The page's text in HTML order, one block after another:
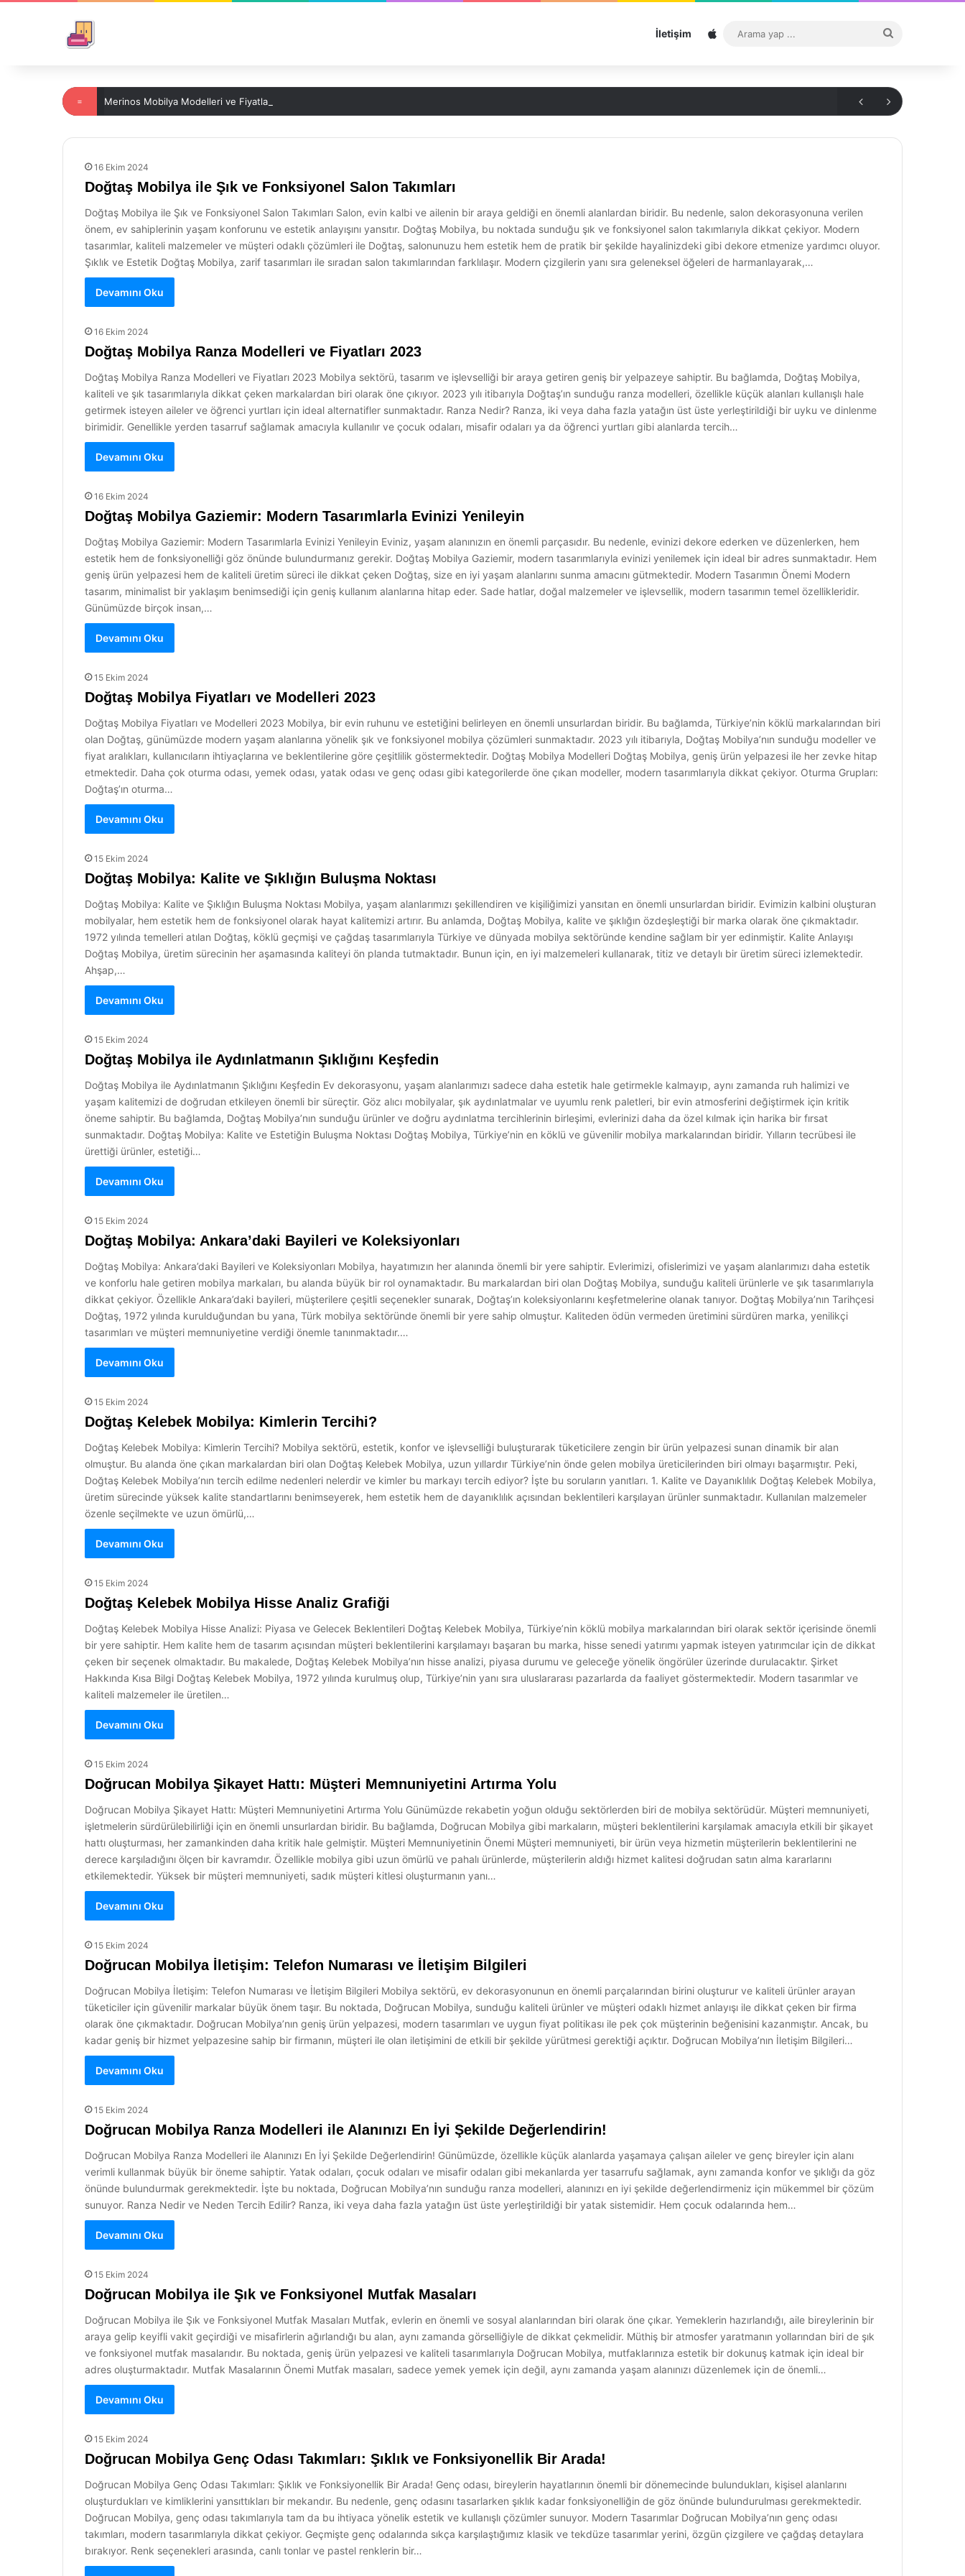
İletişim Sitemap
...
= Merinos Mobilya Modelleri ve Fiyatları
16 Ekim 2024
Doğtaş Mobilya ile Şık ve Fonksiyonel Salon Takımları
Doğtaş Mobilya ile Şık ve Fonksiyonel Salon Takımları Salon, evin kalbi ve ailenin bir araya geldiği en önemli alanlardan biridir. Bu nedenle, salon dekorasyonuna verilen
önem, ev sahiplerinin yaşam konforunu ve estetik anlayışını yansıtır. Doğtaş Mobilya, bu noktada sunduğu şık ve fonksiyonel salon takımlarıyla dikkat çekiyor. Modern
tasarımlar, kaliteli malzemeler ve müşteri odaklı çözümleri ile Doğtaş, salonunuzu hem estetik hem de pratik bir şekilde hayalinizdeki gibi dekore etmenize yardımcı oluyor.
Şıklık ve Estetik Doğtaş Mobilya, zarif tasarımları ile sıradan salon takımlarından farklılaşır. Modern çizgilerin yanı sıra geleneksel öğeleri de harmanlayarak,…
Devamını Oku
16 Ekim 2024
Doğtaş Mobilya Ranza Modelleri ve Fiyatları 2023
Doğtaş Mobilya Ranza Modelleri ve Fiyatları 2023 Mobilya sektörü, tasarım ve işlevselliği bir araya getiren geniş bir yelpazeye sahiptir. Bu bağlamda, Doğtaş Mobilya,
kaliteli ve şık tasarımlarıyla dikkat çeken markalardan biri olarak öne çıkıyor. 2023 yılı itibarıyla Doğtaş’ın sunduğu ranza modelleri, özellikle küçük alanları kullanışlı hale
getirmek isteyen aileler ve öğrenci yurtları için ideal alternatifler sunmaktadır. Ranza Nedir? Ranza, iki veya daha fazla yatağın üst üste yerleştirildiği bir uyku ve dinlenme
birimidir. Genellikle yerden tasarruf sağlamak amacıyla kullanılır ve çocuk odaları, misafir odaları ya da öğrenci yurtları gibi alanlarda tercih…
Devamını Oku
16 Ekim 2024
Doğtaş Mobilya Gaziemir: Modern Tasarımlarla Evinizi Yenileyin
Doğtaş Mobilya Gaziemir: Modern Tasarımlarla Evinizi Yenileyin Eviniz, yaşam alanınızın en önemli parçasıdır. Bu nedenle, evinizi dekore ederken ve düzenlerken, hem
estetik hem de fonksiyonelliği göz önünde bulundurmanız gerekir. Doğtaş Mobilya Gaziemir, modern tasarımlarıyla evinizi yenilemek için ideal bir adres sunmaktadır. Hem
geniş ürün yelpazesi hem de kaliteli üretim süreci ile dikkat çeken Doğtaş, size en iyi yaşam alanlarını sunma amacını gütmektedir. Modern Tasarımın Önemi Modern
tasarım, minimalist bir yaklaşım benimsediği için geniş kullanım alanlarına hitap eder. Sade hatlar, doğal malzemeler ve işlevsellik, modern tasarımın temel özellikleridir.
Günümüzde birçok insan,…
Devamını Oku
15 Ekim 2024
Doğtaş Mobilya Fiyatları ve Modelleri 2023
Doğtaş Mobilya Fiyatları ve Modelleri 2023 Mobilya, bir evin ruhunu ve estetiğini belirleyen en önemli unsurlardan biridir. Bu bağlamda, Türkiye’nin köklü markalarından biri
olan Doğtaş, günümüzde modern yaşam alanlarına yönelik şık ve fonksiyonel mobilya çözümleri sunmaktadır. 2023 yılı itibarıyla, Doğtaş Mobilya’nın sunduğu modeller ve
fiyat aralıkları, kullanıcıların ihtiyaçlarına ve beklentilerine göre çeşitlilik göstermektedir. Doğtaş Mobilya Modelleri Doğtaş Mobilya, geniş ürün yelpazesi ile her zevke hitap
etmektedir. Daha çok oturma odası, yemek odası, yatak odası ve genç odası gibi kategorilerde öne çıkan modeller, modern tasarımlarıyla dikkat çekiyor. Oturma Grupları:
Doğtaş’ın oturma…
Devamını Oku
15 Ekim 2024
Doğtaş Mobilya: Kalite ve Şıklığın Buluşma Noktası
Doğtaş Mobilya: Kalite ve Şıklığın Buluşma Noktası Mobilya, yaşam alanlarımızı şekillendiren ve kişiliğimizi yansıtan en önemli unsurlardan biridir. Evimizin kalbini oluşturan
mobilyalar, hem estetik hem de fonksiyonel olarak hayat kalitemizi artırır. Bu anlamda, Doğtaş Mobilya, kalite ve şıklığın özdeşleştiği bir marka olarak öne çıkmaktadır.
1972 yılında temelleri atılan Doğtaş, köklü geçmişi ve çağdaş tasarımlarıyla Türkiye ve dünyada mobilya sektöründe kendine sağlam bir yer edinmiştir. Kalite Anlayışı
Doğtaş Mobilya, üretim sürecinin her aşamasında kaliteyi ön planda tutmaktadır. Bunun için, en iyi malzemeleri kullanarak, titiz ve detaylı bir üretim süreci izlemektedir.
Ahşap,…
Devamını Oku
15 Ekim 2024
Doğtaş Mobilya ile Aydınlatmanın Şıklığını Keşfedin
Doğtaş Mobilya ile Aydınlatmanın Şıklığını Keşfedin Ev dekorasyonu, yaşam alanlarımızı sadece daha estetik hale getirmekle kalmayıp, aynı zamanda ruh halimizi ve
yaşam kalitemizi de doğrudan etkileyen önemli bir süreçtir. Göz alıcı mobilyalar, şık aydınlatmalar ve uyumlu renk paletleri, bir evin atmosferini değiştirmek için kritik
öneme sahiptir. Bu bağlamda, Doğtaş Mobilya’nın sunduğu ürünler ve doğru aydınlatma tercihlerinin birleşimi, evlerinizi daha da özel kılmak için harika bir fırsat
sunmaktadır. Doğtaş Mobilya: Kalite ve Estetiğin Buluşma Noktası Doğtaş Mobilya, Türkiye’nin en köklü ve güvenilir mobilya markalarından biridir. Yılların tecrübesi ile
ürettiği ürünler, estetiği…
Devamını Oku
15 Ekim 2024
Doğtaş Mobilya: Ankara’daki Bayileri ve Koleksiyonları
Doğtaş Mobilya: Ankara’daki Bayileri ve Koleksiyonları Mobilya, hayatımızın her alanında önemli bir yere sahiptir. Evlerimizi, ofislerimizi ve yaşam alanlarımızı daha estetik
ve konforlu hale getiren mobilya markaları, bu alanda büyük bir rol oynamaktadır. Bu markalardan biri olan Doğtaş Mobilya, sunduğu kaliteli ürünlerle ve şık tasarımlarıyla
dikkat çekiyor. Özellikle Ankara’daki bayileri, müşterilere çeşitli seçenekler sunarak, Doğtaş’ın koleksiyonlarını keşfetmelerine olanak tanıyor. Doğtaş Mobilya’nın Tarihçesi
Doğtaş, 1972 yılında kurulduğundan bu yana, Türk mobilya sektöründe önemli bir yere sahip olmuştur. Kaliteden ödün vermeden üretimini sürdüren marka, yenilikçi
tasarımları ve müşteri memnuniyetine verdiği önemle tanınmaktadır.…
Devamını Oku
15 Ekim 2024
Doğtaş Kelebek Mobilya: Kimlerin Tercihi?
Doğtaş Kelebek Mobilya: Kimlerin Tercihi? Mobilya sektörü, estetik, konfor ve işlevselliği buluşturarak tüketicilere zengin bir ürün yelpazesi sunan dinamik bir alan
olmuştur. Bu alanda öne çıkan markalardan biri olan Doğtaş Kelebek Mobilya, uzun yıllardır Türkiye’nin önde gelen mobilya üreticilerinden biri olmayı başarmıştır. Peki,
Doğtaş Kelebek Mobilya’nın tercih edilme nedenleri nelerdir ve kimler bu markayı tercih ediyor? İşte bu soruların yanıtları. 1. Kalite ve Dayanıklılık Doğtaş Kelebek Mobilya,
üretim sürecinde yüksek kalite standartlarını benimseyerek, hem estetik hem de dayanıklılık açısından beklentileri karşılayan ürünler sunmaktadır. Kullanılan malzemeler
özenle seçilmekte ve uzun ömürlü,…
Devamını Oku
15 Ekim 2024
Doğtaş Kelebek Mobilya Hisse Analiz Grafiği
Doğtaş Kelebek Mobilya Hisse Analizi: Piyasa ve Gelecek Beklentileri Doğtaş Kelebek Mobilya, Türkiye’nin köklü mobilya markalarından biri olarak sektör içerisinde önemli
bir yere sahiptir. Hem kalite hem de tasarım açısından müşteri beklentilerini karşılamayı başaran bu marka, hisse senedi yatırımı yapmak isteyen yatırımcılar için de dikkat
çeken bir seçenek olmaktadır. Bu makalede, Doğtaş Kelebek Mobilya’nın hisse analizi, piyasa durumu ve geleceğe yönelik öngörüler üzerinde durulacaktır. Şirket
Hakkında Kısa Bilgi Doğtaş Kelebek Mobilya, 1972 yılında kurulmuş olup, Türkiye’nin yanı sıra uluslararası pazarlarda da faaliyet göstermektedir. Modern tasarımlar ve
kaliteli malzemeler ile üretilen…
Devamını Oku
15 Ekim 2024
Doğrucan Mobilya Şikayet Hattı: Müşteri Memnuniyetini Artırma Yolu
Doğrucan Mobilya Şikayet Hattı: Müşteri Memnuniyetini Artırma Yolu Günümüzde rekabetin yoğun olduğu sektörlerden biri de mobilya sektörüdür. Müşteri memnuniyeti,
işletmelerin sürdürülebilirliği için en önemli unsurlardan biridir. Bu bağlamda, Doğrucan Mobilya gibi markaların, müşteri beklentilerini karşılamak amacıyla etkili bir şikayet
hattı oluşturması, her zamankinden daha kritik hale gelmiştir. Müşteri Memnuniyetinin Önemi Müşteri memnuniyeti, bir ürün veya hizmetin müşterilerin beklentilerini ne
derece karşıladığını ölçen bir kavramdır. Özellikle mobilya gibi uzun ömürlü ve pahalı ürünlerde, müşterilerin aldığı hizmet kalitesi doğrudan satın alma kararlarını
etkilemektedir. Yüksek bir müşteri memnuniyeti, sadık müşteri kitlesi oluşturmanın yanı…
Devamını Oku
15 Ekim 2024
Doğrucan Mobilya İletişim: Telefon Numarası ve İletişim Bilgileri
Doğrucan Mobilya İletişim: Telefon Numarası ve İletişim Bilgileri Mobilya sektörü, ev dekorasyonunun en önemli parçalarından birini oluşturur ve kaliteli ürünler arayan
tüketiciler için güvenilir markalar büyük önem taşır. Bu noktada, Doğrucan Mobilya, sunduğu kaliteli ürünler ve müşteri odaklı hizmet anlayışı ile dikkat çeken bir firma
olarak öne çıkmaktadır. Doğrucan Mobilya’nın geniş ürün yelpazesi, modern tasarımları ve uygun fiyat politikası ile pek çok müşterinin beğenisini kazanmıştır. Ancak, bu
kadar geniş bir hizmet yelpazesine sahip bir firmanın, müşteri ile olan iletişimini de etkili bir şekilde yürütmesi gerektiği açıktır. Doğrucan Mobilya’nın İletişim Bilgileri…
Devamını Oku
15 Ekim 2024
Doğrucan Mobilya Ranza Modelleri ile Alanınızı En İyi Şekilde Değerlendirin!
Doğrucan Mobilya Ranza Modelleri ile Alanınızı En İyi Şekilde Değerlendirin! Günümüzde, özellikle küçük alanlarda yaşamaya çalışan aileler ve genç bireyler için alanı
verimli kullanmak büyük bir öneme sahiptir. Yatak odaları, çocuk odaları ve misafir odaları gibi mekanlarda yer tasarrufu sağlamak, aynı zamanda konfor ve şıklığı da göz
önünde bulundurmak gerekmektedir. İşte bu noktada, Doğrucan Mobilya’nın sunduğu ranza modelleri, alanınızı en iyi şekilde değerlendirmeniz için mükemmel bir çözüm
sunuyor. Ranza Nedir ve Neden Tercih Edilir? Ranza, iki veya daha fazla yatağın üst üste yerleştirildiği bir yatak sistemidir. Hem çocuk odalarında hem…
Devamını Oku
15 Ekim 2024
Doğrucan Mobilya ile Şık ve Fonksiyonel Mutfak Masaları
Doğrucan Mobilya ile Şık ve Fonksiyonel Mutfak Masaları Mutfak, evlerin en önemli ve sosyal alanlarından biri olarak öne çıkar. Yemeklerin hazırlandığı, aile bireylerinin bir
araya gelip keyifli vakit geçirdiği ve misafirlerin ağırlandığı bu alan, aynı zamanda görselliğiyle de dikkat çekmelidir. Müthiş bir atmosfer yaratmanın yollarından biri de şık
ve fonksiyonel mutfak masalarıdır. Bu noktada, geniş ürün yelpazesi ve kaliteli tasarımlarıyla Doğrucan Mobilya, mutfaklarınıza estetik bir dokunuş katmak için ideal bir
adres oluşturmaktadır. Mutfak Masalarının Önemi Mutfak masaları, sadece yemek yemek için değil, aynı zamanda yaşam alanınızı düzenlemek için de önemli…
Devamını Oku
15 Ekim 2024
Doğrucan Mobilya Genç Odası Takımları: Şıklık ve Fonksiyonellik Bir Arada!
Doğrucan Mobilya Genç Odası Takımları: Şıklık ve Fonksiyonellik Bir Arada! Genç odası, bireylerin hayatlarının önemli bir dönemecinde bulundukları, kişisel alanlarını
oluşturdukları ve kimliklerini yansıttıkları bir mekandır. Bu nedenle, genç odasını tasarlarken şıklık kadar fonksiyonelliğin de göz önünde bulundurulması gerekmektedir.
Doğrucan Mobilya, genç odası takımlarıyla tam da bu ihtiyaca yönelik estetik ve kullanışlı çözümler sunuyor. Modern Tasarımlar Doğrucan Mobilya’nın genç odası
takımları, modern tasarımlarıyla dikkat çekiyor. Geçmişte genç odalarında sıkça karşılaştığımız klasik ve tekdüze tasarımlar yerini, özgün çizgilere ve çağdaş detaylara
bırakıyor. Renk seçenekleri arasında, canlı tonlar ve pastel renklerin bir…